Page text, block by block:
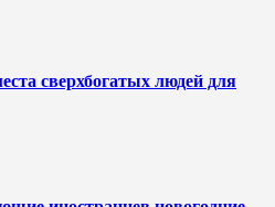
сверхбогатых людей для